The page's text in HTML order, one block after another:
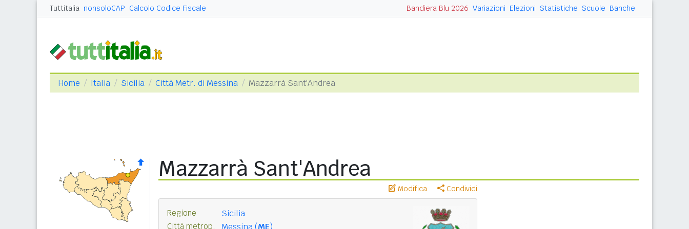
Tuttitalia nonsoloCAP Calcolo Codice Fiscale Bandiera Blu 2026 Variazioni Elezioni Statistiche Scuole Banche
Home Italia Sicilia Città Metr. di Messina Mazzarrà Sant'Andrea
Mazzarrà Sant'Andrea
Modifica Condividi
Regione Sicilia
Città metrop. Messina (ME)